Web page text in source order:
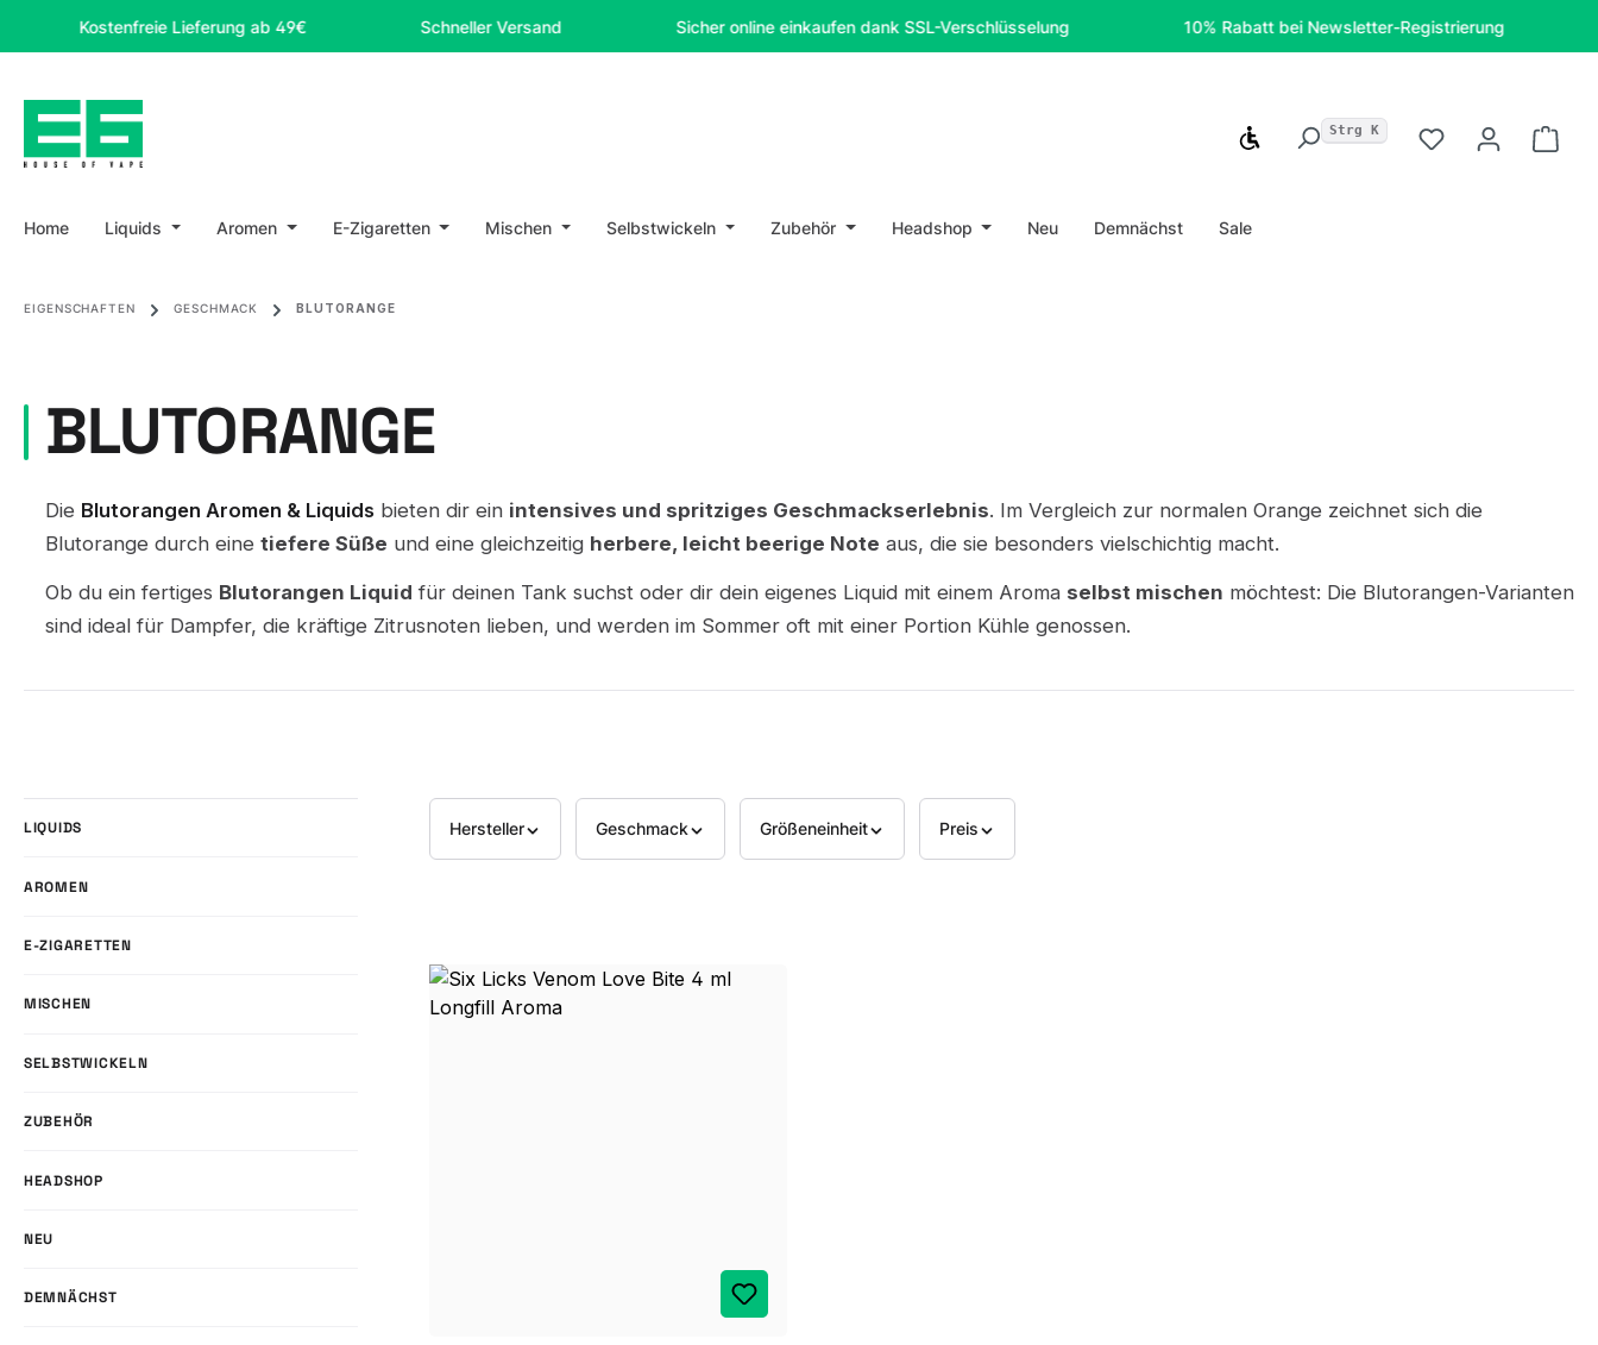
Hauptinhalt springen
Zur Suche springen
Zur Hauptnavigation springen
Kostenfreie Lieferung ab 49€ Schneller Versand Sicher online einkaufen dank SSL-Verschlüsselung 10% Rabatt bei Newsletter-Registrierung
Werkzeugleiste anzeigen
Strg K Du hast 0
Home Liquids Aromen E-Zigaretten Mischen Selbstwickeln Zubehör Headshop Neu Demnächst Sale
EIGENSCHAFTEN GESCHMACK BLUTORANGE
BLUTORANGE
Die Blutorangen Aromen & Liquidsbieten dir ein intensives und spritziges Geschmackserlebnis. Im Vergleich zur normalen Orange zeichnet sich die
Blutorange durch eine tiefere Süße und eine gleichzeitig herbere, leicht beerige Note aus, die sie besonders vielschichtig macht.
Ob du ein fertiges Blutorangen Liquid für deinen Tank suchst oder dir dein eigenes Liquid mit einem Aroma selbst mischen möchtest: Die Blutorangen-Varianten
sind ideal für Dampfer, die kräftige Zitrusnoten lieben, und werden im Sommer oft mit einer Portion Kühle genossen.
LIQUIDS
AROMEN
E-ZIGARETTEN
MISCHEN
SELBSTWICKELN
ZUBEHÖR
HEADSHOP
NEU
DEMNÄCHST
Hersteller Geschmack Größeneinheit Preis